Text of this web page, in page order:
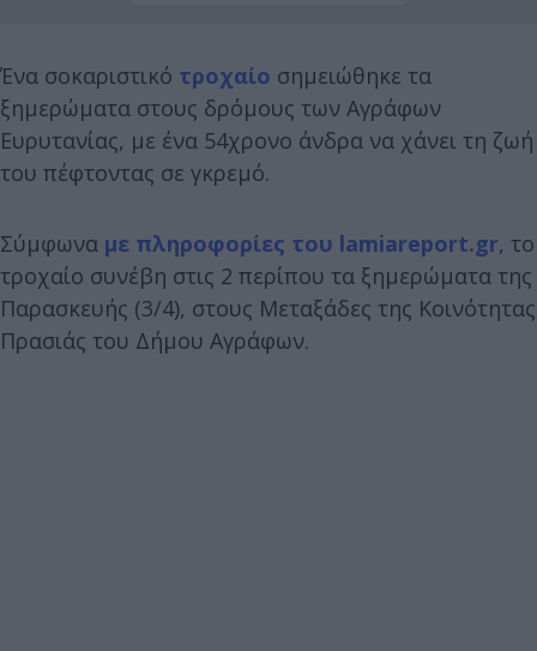
Ένα σοκαριστικό τροχαίο σημειώθηκε τα
ξημερώματα στους δρόμους των Αγράφων
Ευρυτανίας, με ένα 54χρονο άνδρα να χάνει τη ζωή
του πέφτοντας σε γκρεμό.
Σύμφωνα με πληροφορίες του lamiareport.gr, το
τροχαίο συνέβη στις 2 περίπου τα ξημερώματα της
Παρασκευής (3/4), στους Μεταξάδες της Κοινότητας
Πρασιάς του Δήμου Αγράφων.